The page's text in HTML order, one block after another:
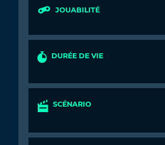
JOUABILITÉ
DURÉE DE VIE
SCÉNARIO